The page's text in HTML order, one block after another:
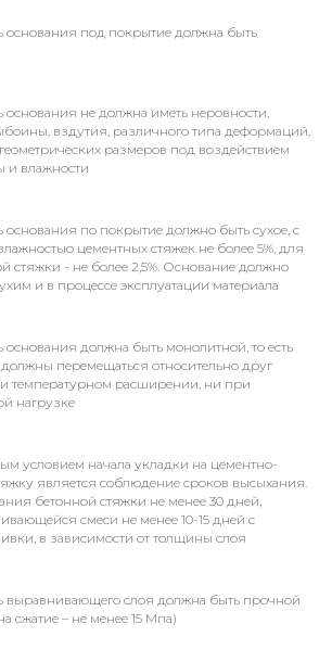
основания под покрытие должна быть
основания не должна иметь неровности,
вздутия, различного типа деформаций,
размеров под воздействием
и влажности
основания по покрытие должно быть сухое, с
цементных стяжек не более 5%, для
стяжки - не более 2,5%. Основание должно
и в процессе эксплуатации материала
основания должна быть монолитной, то есть
должны перемещаться относительно друг
температурном расширении, ни при
нагрузке
условием начала укладки на цементно-
является соблюдение сроков высыхания.
бетонной стяжки не менее 30 дней,
смеси не менее 10-15 дней с
в зависимости от толщины слоя
выравнивающего слоя должна быть прочной
сжатие – не менее 15 Мпа)